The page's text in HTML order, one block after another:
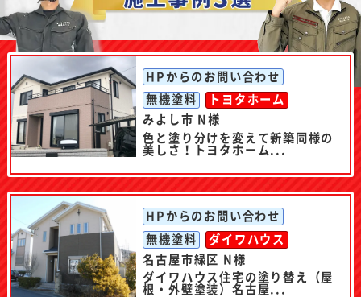
HPからのお問い合わせ
無機塗料
トヨタホーム
みよし市 N様
色と塗り分けを変えて新築同様の
美しさ！トヨタホーム...
HPからのお問い合わせ
無機塗料
ダイワハウス
名古屋市緑区 N様
ダイワハウス住宅の塗り替え（屋
根・外壁塗装）名古屋...